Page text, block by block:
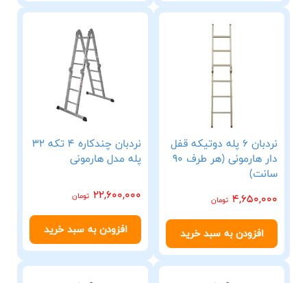
نردبان 6 پله دوتیکه قفل
دار هارمونی (هر طرف 90
سانت)
4,650,000 تومان
افزودن به سبد خرید
نردبان چندکاره 4 تکه 32
پله مدل هارمونی
22,600,000 تومان
افزودن به سبد خرید